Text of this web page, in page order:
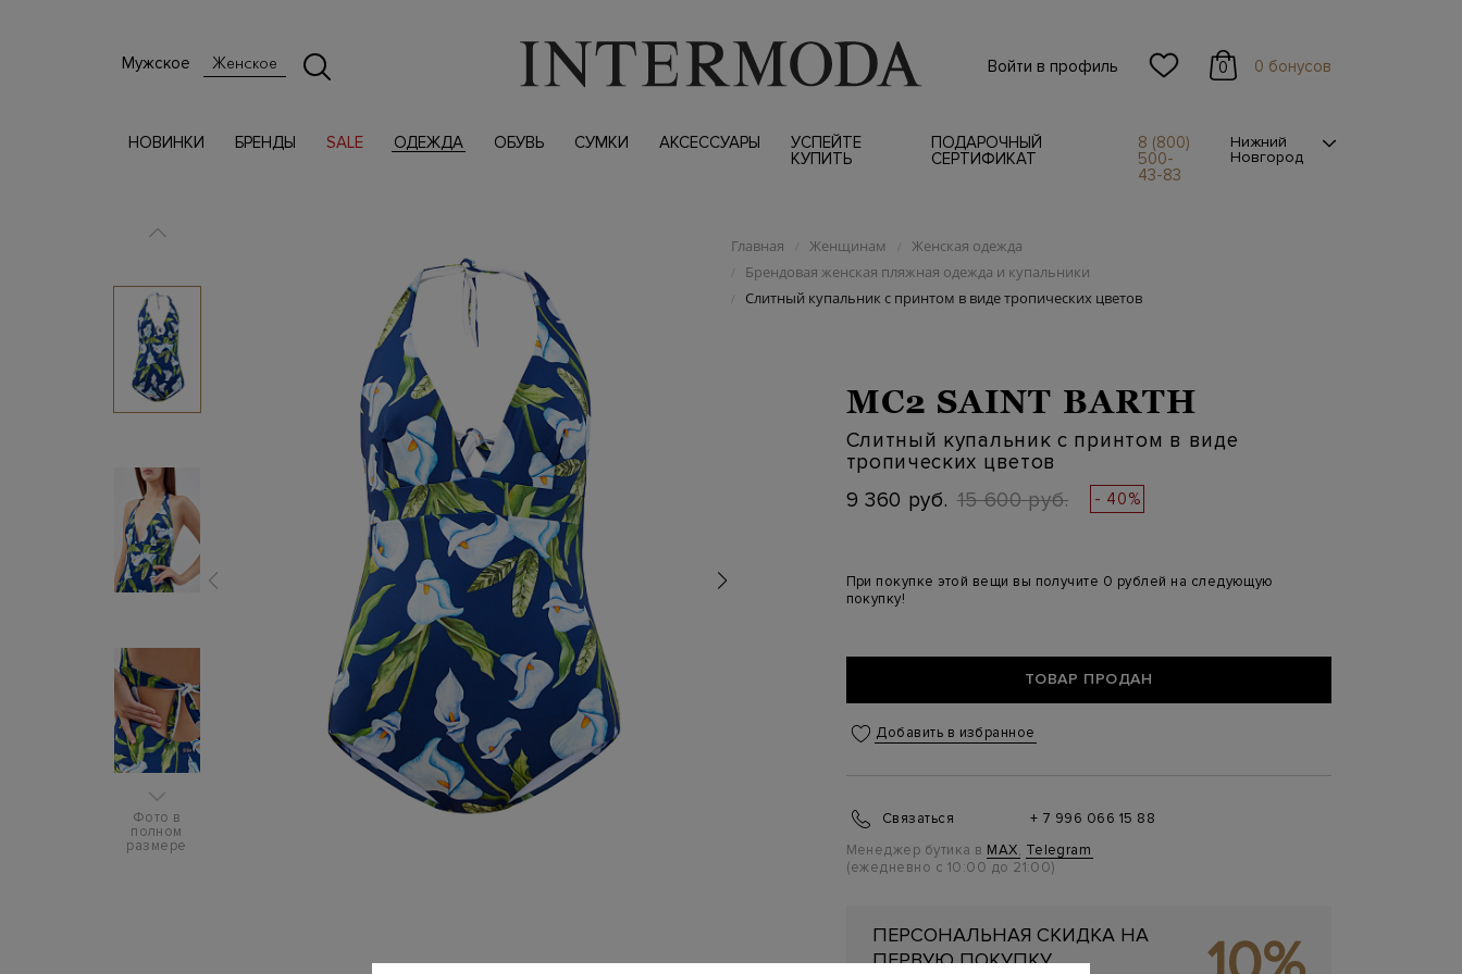
Мужское Женское Войти в профиль 0 0 бонусов
НОВИНКИ БРЕНДЫ SALE ОДЕЖДА ОБУВЬ СУМКИ АКСЕССУАРЫ
УСПЕЙТЕ
КУПИТЬ
ПОДАРОЧНЫЙ
СЕРТИФИКАТ
8 (800)
500-
43-83
Нижний
Новгород
Фото в
полном
размере
Главная / Женщинам / Женская одежда
/ Брендовая женская пляжная одежда и купальники
/ Слитный купальник с принтом в виде тропических цветов
MC2 SAINT BARTH
Слитный купальник с принтом в виде
тропических цветов
9 360 руб. 15 600 руб. - 40%
При покупке этой вещи вы получите 0 рублей на следующую
покупку!
ТОВАР ПРОДАН
Добавить в избранное
Связаться
+ 7 996 066 15 88
Менеджер бутика в MAX, Telegram
(ежедневно с 10:00 до 21:00)
ПЕРСОНАЛЬНАЯ СКИДКА НА
ПЕРВУЮ ПОКУПКУ